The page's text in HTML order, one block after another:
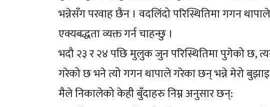
भन्नेसँग परवाह छैन । वदलिंदो परिस्थितिमा गगन
एक्यबद्धता व्यक्त गर्न चाहन्छु ।
भदौ २३ र २४ पछि मुलुक जुन परिस्थितिमा पुगेको छ,
गरेको छ भने त्यो गगन थापाले गरेका छन् भन्ने मेरो
मैले निकालेको केही बुँदाहरु निम्न अनुसार छन्: